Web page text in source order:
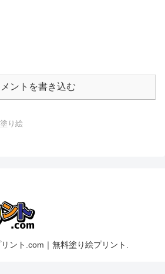
ントを書き込む
り絵
ント.com｜無料塗り絵プリント.